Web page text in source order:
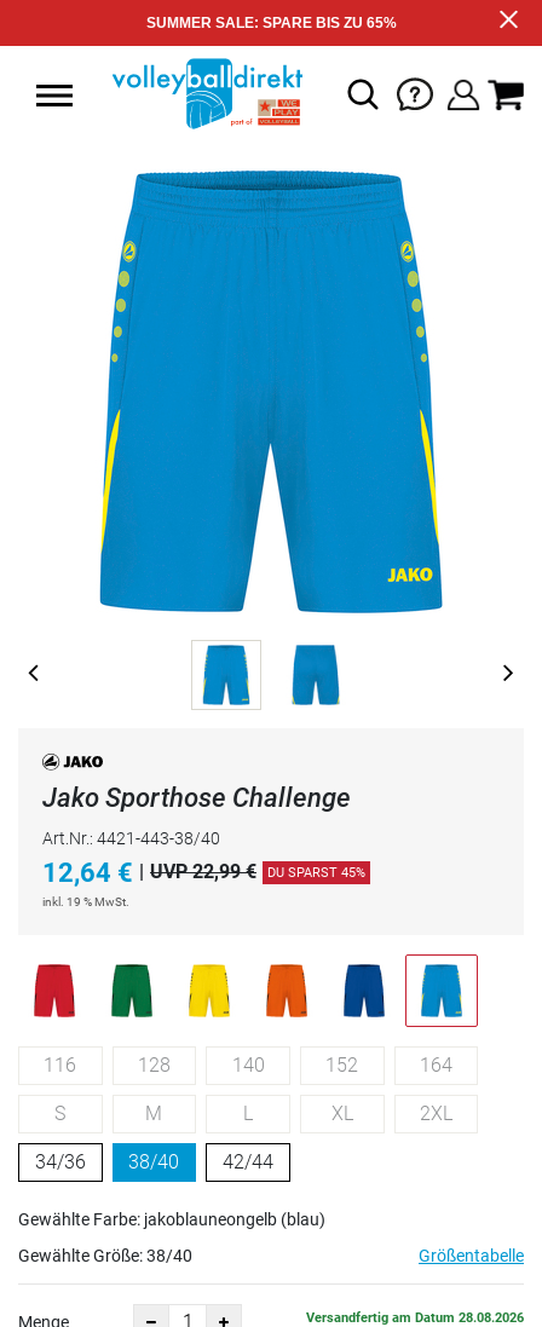
SUMMER SALE: SPARE BIS ZU 65%
Jako Sporthose Challenge
Art.Nr.: 4421-443-38/40
12,64 € UVP 22,99 € DU SPARST 45%
inkl. 19 % MwSt.
116 128 140 152 164
S M L XL 2XL
34/36 38/40 42/44
Gewählte Farbe: jakoblauneongelb (blau)
Gewählte Größe:38/40 Größentabelle
Menge Versandfertig am Datum 28.08.2026